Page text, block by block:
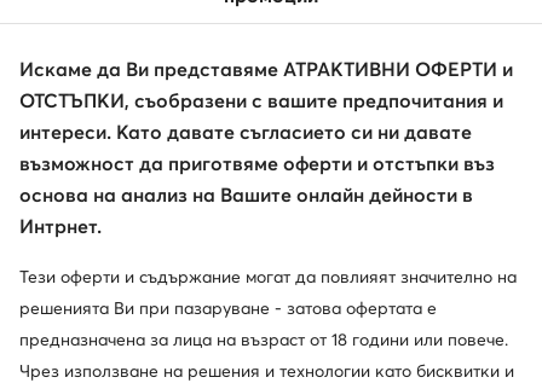
Guess
Ботуши · Кафяв
113,99€
Guess
Ботуши · Черен
Искаме да Ви представяме АТРАКТИВНИ ОФЕРТИ и
ОТСТЪПКИ, съобразени с вашите предпочитания и
интереси. Като давате съгласието си ни давате
възможност да приготвяме оферти и отстъпки въз
основа на анализ на Вашите онлайн дейности в
Интрнет.
Тези оферти и съдържание могат да повлияят значително на
решенията Ви при пазаруване - затова офертата е
предназначена за лица на възраст от 18 години или повече.
Чрез използване на решения и технологии като бисквитки и